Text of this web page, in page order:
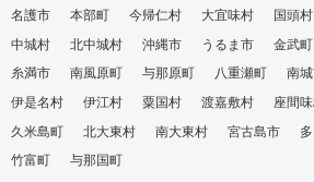
名護市
本部町 今帰仁村 大宜味村 国頭村
中城村
北中城村 沖縄市 うるま市 金武町
糸満市
南風原町 与那原町 八重瀬町 南
伊是名村
伊江村 粟国村 渡嘉敷村 座間
久米島町
北大東村 南大東村 宮古島市
竹富町
与那国町